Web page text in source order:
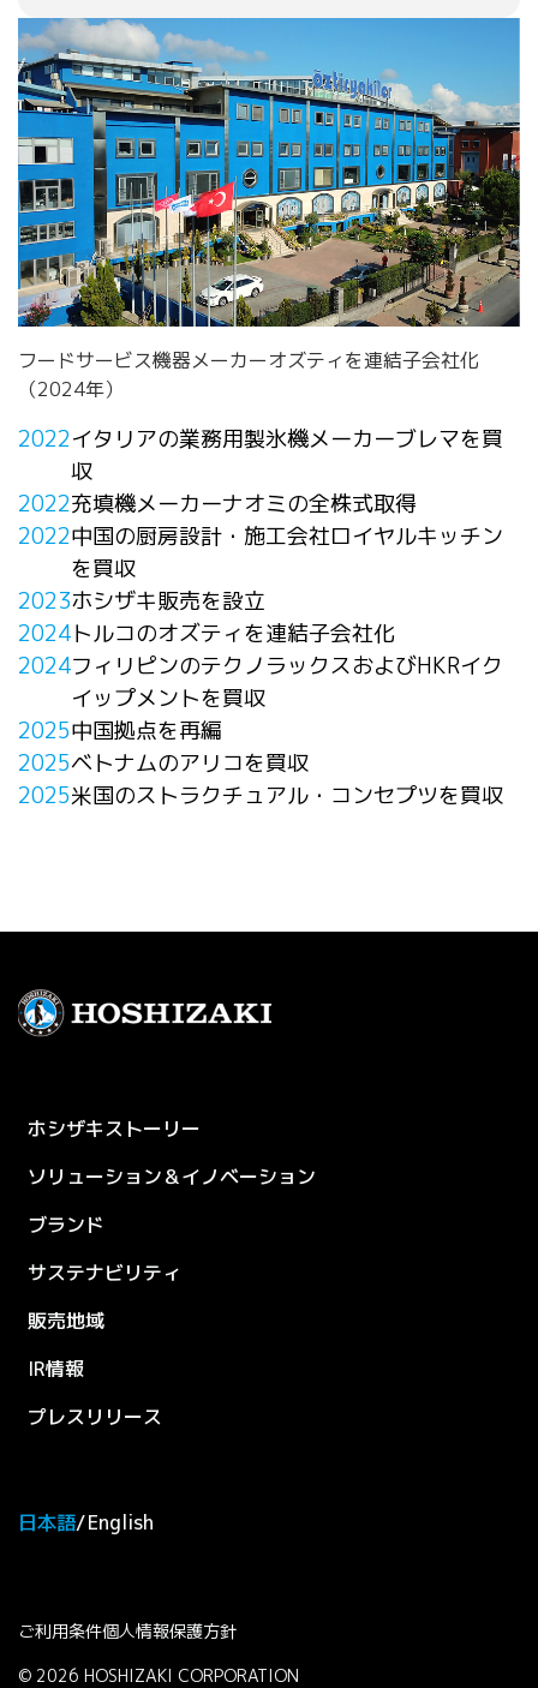
フードサービス機器メーカーオズティを連結子会社化
（2024年）​
2022イタリアの業務用製氷機メーカーブレマを買
収
2022充填機メーカーナオミの全株式取得
2022中国の厨房設計・施工会社ロイヤルキッチン
を買収
2023ホシザキ販売を設立
2024トルコのオズティを連結子会社化
2024フィリピンのテクノラックスおよびHKRイク
イップメントを買収
2025中国拠点を再編
2025ベトナムのアリコを買収
2025米国のストラクチュアル・コンセプツを買収
Footer Menu
ホシザキストーリー
ソリューション＆イノベーション
ブランド
サステナビリティ
販売地域
IR情報
プレスリリース
日本語 English
© 2026 HOSHIZAKI CORPORATION
Legal & Policies
ご利用条件個人情報保護方針